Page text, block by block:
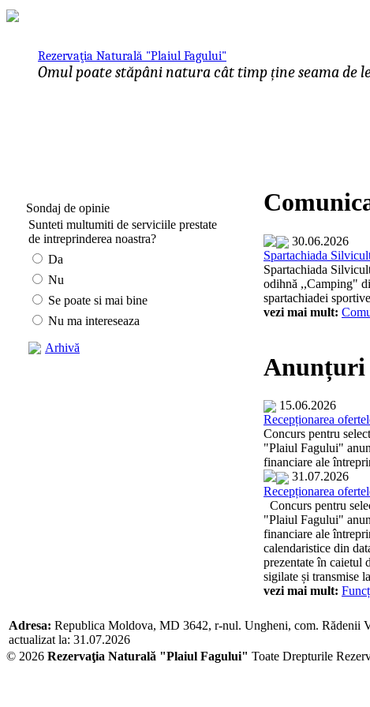
Rezervaţia Naturală "Plaiul Fagului"
Omul poate stăpâni natura cât timp ține seama de
Sondaj de opinie
Sunteti multumiti de serviciile prestate
de intreprinderea noastra?
Da
Nu
Se poate si mai bine
Nu ma intereseaza
Arhivă
30.06.2026
Spartachiada
Spartachiada
odihnă ,,Camping"
spartachiadei
vezi mai mult:
Anunțuri
15.06.2026
Recepționarea
Concurs pentru
"Plaiul Fagului"
financiare ale
31.07.2026
Recepționarea
Concurs pentru
"Plaiul Fagului"
financiare ale
calendaristice din
prezentate în caietul
sigilate și transmise
vezi mai mult:
Adresa: Republica Moldova, MD 3642, r-nul. Ungheni, com. Rădenii
actualizat la: 31.07.2026
© 2026 Rezervaţia Naturală "Plaiul Fagului" Toate Drepturile